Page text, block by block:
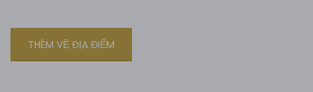
THÊM VỀ ĐỊA ĐIỂM